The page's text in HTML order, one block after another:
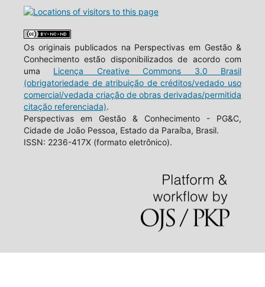
Os originais publicados na Perspectivas em Gestão &
Conhecimento estão disponibilizados de acordo com
uma Licença Creative Commons 3.0 Brasil
(obrigatoriedade de atribuição de créditos/vedado uso
comercial/vedada criação de obras derivadas/permitida
citação referenciada).
Perspectivas em Gestão & Conhecimento - PG&C,
Cidade de João Pessoa, Estado da Paraíba, Brasil.
ISSN: 2236-417X (formato eletrônico).